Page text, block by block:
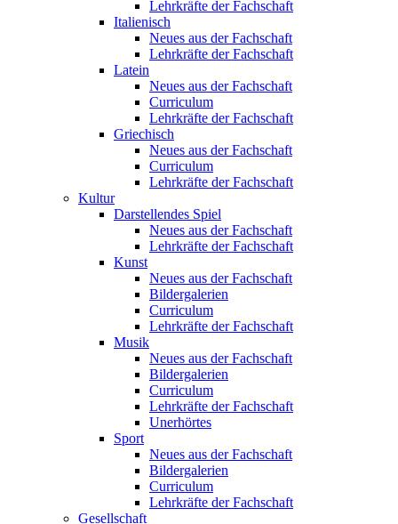
Lehrkräfte der Fachschaft
Italienisch
Neues aus der Fachschaft
Lehrkräfte der Fachschaft
Latein
Neues aus der Fachschaft
Curriculum
Lehrkräfte der Fachschaft
Griechisch
Neues aus der Fachschaft
Curriculum
Lehrkräfte der Fachschaft
Kultur
Darstellendes Spiel
Neues aus der Fachschaft
Lehrkräfte der Fachschaft
Kunst
Neues aus der Fachschaft
Bildergalerien
Curriculum
Lehrkräfte der Fachschaft
Musik
Neues aus der Fachschaft
Bildergalerien
Curriculum
Lehrkräfte der Fachschaft
Unerhörtes
Sport
Neues aus der Fachschaft
Bildergalerien
Curriculum
Lehrkräfte der Fachschaft
Gesellschaft